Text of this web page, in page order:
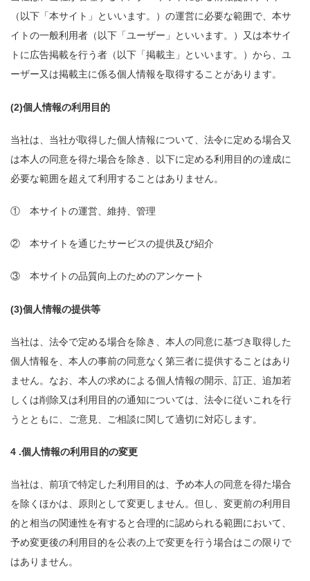
（以下「本サイト」といいます。）の運営に必要な範囲で、本サ
イトの一般利用者（以下「ユーザー」といいます。）又は本サイ
トに広告掲載を行う者（以下「掲載主」といいます。）から、ユ
ーザー又は掲載主に係る個人情報を取得することがあります。
(2)個人情報の利用目的
当社は、当社が取得した個人情報について、法令に定める場合又
は本人の同意を得た場合を除き、以下に定める利用目的の達成に
必要な範囲を超えて利用することはありません。
① 本サイトの運営、維持、管理
② 本サイトを通じたサービスの提供及び紹介
③ 本サイトの品質向上のためのアンケート
(3)個人情報の提供等
当社は、法令で定める場合を除き、本人の同意に基づき取得した
個人情報を、本人の事前の同意なく第三者に提供することはあり
ません。なお、本人の求めによる個人情報の開示、訂正、追加若
しくは削除又は利用目的の通知については、法令に従いこれを行
うとともに、ご意見、ご相談に関して適切に対応します。
4 .個人情報の利用目的の変更
当社は、前項で特定した利用目的は、予め本人の同意を得た場合
を除くほかは、原則として変更しません。但し、変更前の利用目
的と相当の関連性を有すると合理的に認められる範囲において、
予め変更後の利用目的を公表の上で変更を行う場合はこの限りで
はありません。